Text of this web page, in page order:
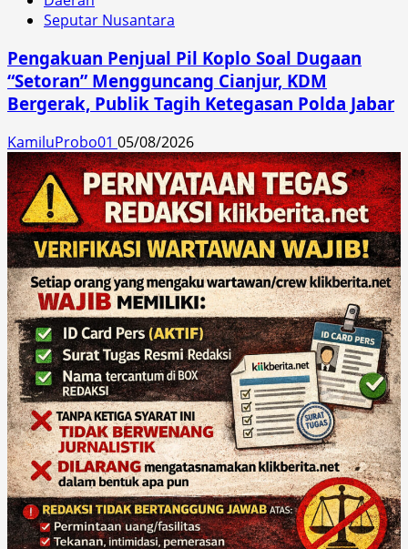
Seputar Nusantara
Pengakuan Penjual Pil Koplo Soal Dugaan
“Setoran” Mengguncang Cianjur, KDM
Bergerak, Publik Tagih Ketegasan Polda Jabar
KamiluProbo01 05/08/2026